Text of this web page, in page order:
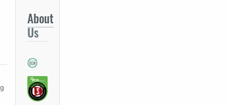
About
Us